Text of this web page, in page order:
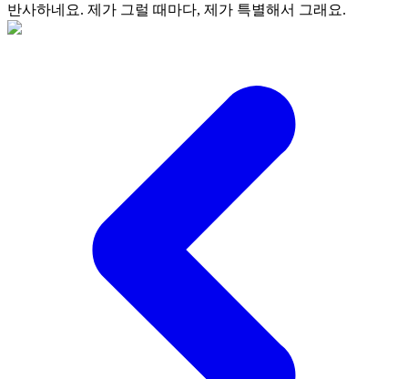
반사하네요. 제가 그럴 때마다, 제가 특별해서 그래요.